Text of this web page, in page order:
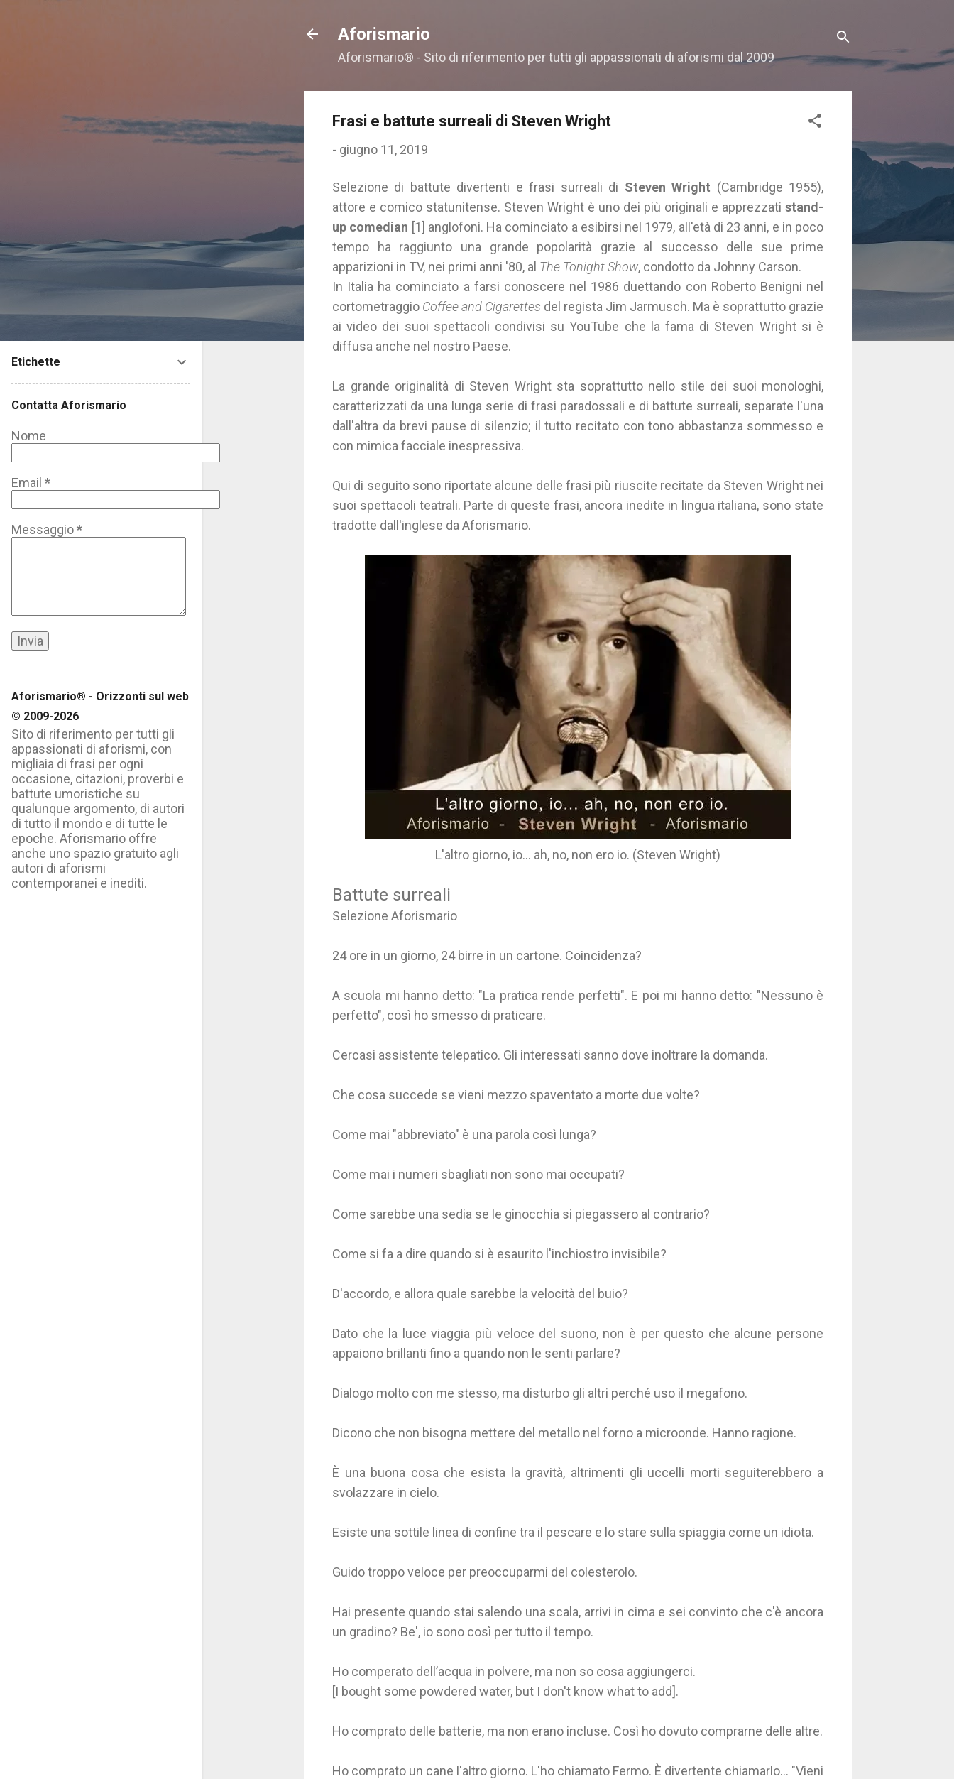
Aforismario
Aforismario® - Sito di riferimento per tutti gli appassionati di aforismi dal 2009
Frasi e battute surreali di Steven Wright
- giugno 11, 2019
Selezione di battute divertenti e frasi surreali di Steven Wright (Cambridge 1955),
attore e comico statunitense. Steven Wright è uno dei più originali e apprezzati stand-
up comedian [1] anglofoni. Ha cominciato a esibirsi nel 1979, all'età di 23 anni, e in poco
tempo ha raggiunto una grande popolarità grazie al successo delle sue prime
apparizioni in TV, nei primi anni '80, al The Tonight Show, condotto da Johnny Carson.
In Italia ha cominciato a farsi conoscere nel 1986 duettando con Roberto Benigni nel
cortometraggio Coffee and Cigarettes del regista Jim Jarmusch. Ma è soprattutto grazie
ai video dei suoi spettacoli condivisi su YouTube che la fama di Steven Wright si è
diffusa anche nel nostro Paese.
La grande originalità di Steven Wright sta soprattutto nello stile dei suoi monologhi,
caratterizzati da una lunga serie di frasi paradossali e di battute surreali, separate l'una
dall'altra da brevi pause di silenzio; il tutto recitato con tono abbastanza sommesso e
con mimica facciale inespressiva.
Qui di seguito sono riportate alcune delle frasi più riuscite recitate da Steven Wright nei
suoi spettacoli teatrali. Parte di queste frasi, ancora inedite in lingua italiana, sono state
tradotte dall'inglese da Aforismario.
L'altro giorno, io... ah, no, non ero io. (Steven Wright)
Battute surreali
Selezione Aforismario
24 ore in un giorno, 24 birre in un cartone. Coincidenza?
A scuola mi hanno detto: "La pratica rende perfetti". E poi mi hanno detto: "Nessuno è
perfetto", così ho smesso di praticare.
Cercasi assistente telepatico. Gli interessati sanno dove inoltrare la domanda.
Che cosa succede se vieni mezzo spaventato a morte due volte?
Come mai "abbreviato" è una parola così lunga?
Come mai i numeri sbagliati non sono mai occupati?
Come sarebbe una sedia se le ginocchia si piegassero al contrario?
Come si fa a dire quando si è esaurito l'inchiostro invisibile?
D'accordo, e allora quale sarebbe la velocità del buio?
Dato che la luce viaggia più veloce del suono, non è per questo che alcune persone
appaiono brillanti fino a quando non le senti parlare?
Dialogo molto con me stesso, ma disturbo gli altri perché uso il megafono.
Dicono che non bisogna mettere del metallo nel forno a microonde. Hanno ragione.
È una buona cosa che esista la gravità, altrimenti gli uccelli morti seguiterebbero a
svolazzare in cielo.
Esiste una sottile linea di confine tra il pescare e lo stare sulla spiaggia come un idiota.
Guido troppo veloce per preoccuparmi del colesterolo.
Hai presente quando stai salendo una scala, arrivi in cima e sei convinto che c'è ancora
un gradino? Be', io sono così per tutto il tempo.
Ho comperato dell’acqua in polvere, ma non so cosa aggiungerci.
[I bought some powdered water, but I don't know what to add].
Ho comprato delle batterie, ma non erano incluse. Così ho dovuto comprarne delle altre.
Ho comprato un cane l'altro giorno. L'ho chiamato Fermo. È divertente chiamarlo… "Vieni
Etichette
Contatta Aforismario
Nome
Email *
Messaggio*
Aforismario® - Orizzonti sul web
© 2009-2026
Sito di riferimento per tutti gli
appassionati di aforismi, con
migliaia di frasi per ogni
occasione, citazioni, proverbi e
battute umoristiche su
qualunque argomento, di autori
di tutto il mondo e di tutte le
epoche. Aforismario offre
anche uno spazio gratuito agli
autori di aforismi
contemporanei e inediti.